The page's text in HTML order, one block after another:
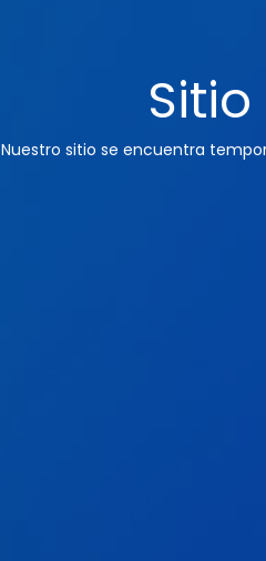
Nuestro sitio se encuentra